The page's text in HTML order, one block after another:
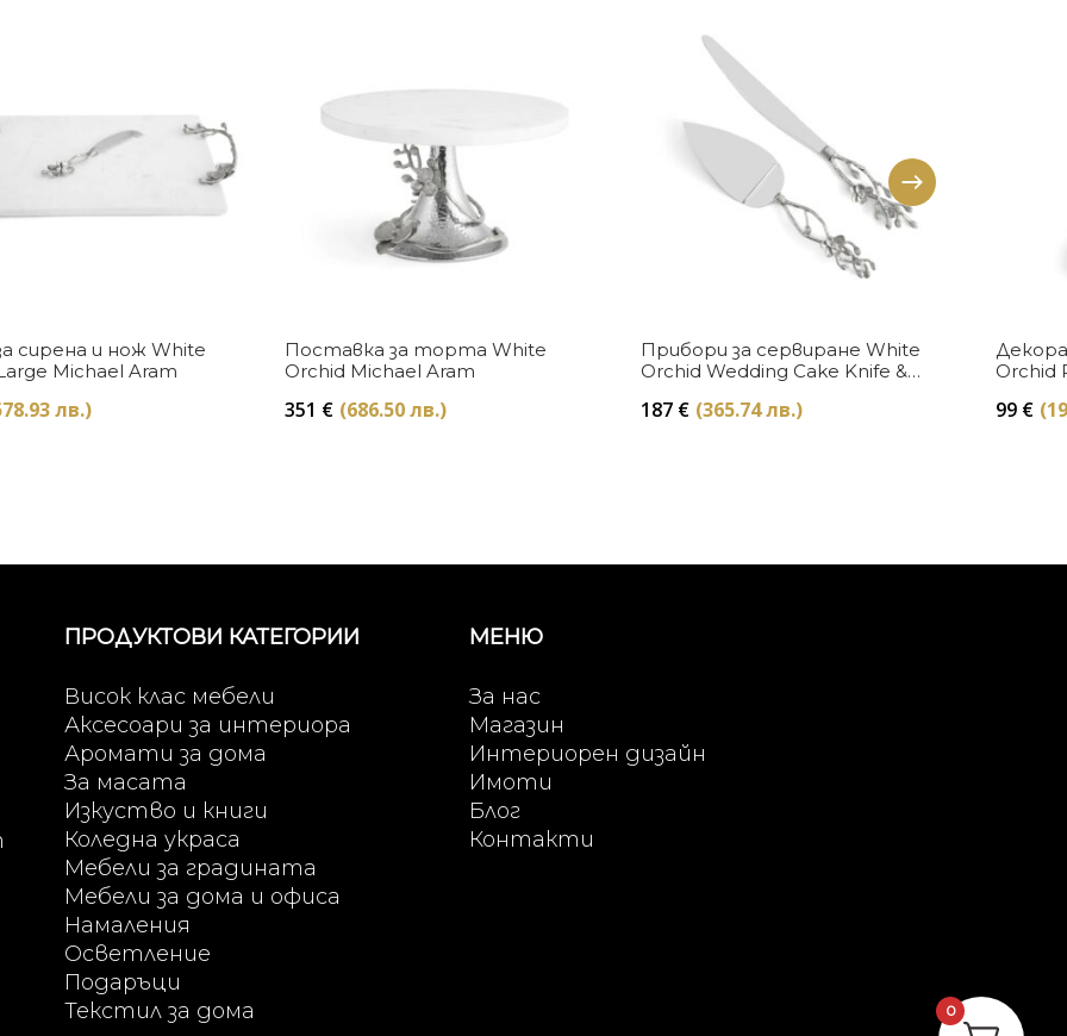
Купи
сирена и нож White
Michael Aram
лв.)
Купи
Поставка за торта White
Orchid Michael Aram
351 € (686.50 лв.)
Купи
Прибори за сервиране White
Orchid Wedding Cake Knife &
187 € (365.74 лв.)
Orchid
99 €
ПРОДУКТОВИ КАТЕГОРИИ
Висок клас мебели
Аксесоари за интериора
Аромати за дома
За масата
Изкуство и книги
Коледна украса
Мебели за градината
Мебели за дома и офиса
Намаления
Осветление
Подаръци
Текстил за дома
МЕНЮ
За нас
Магазин
Интериорен дизайн
Имоти
Блог
Контакти
0